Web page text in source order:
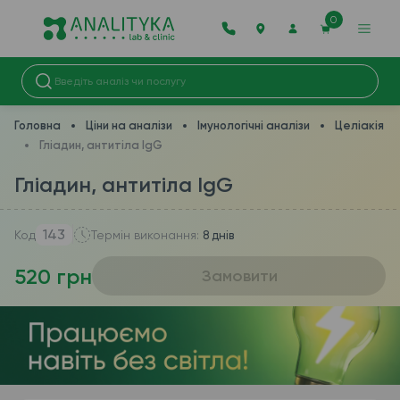
0
Головна Ціни на аналізи Імунологічні аналізи
Целіакія
Гліадин, антитіла IgG
Гліадин, антитіла IgG
Код 143 Термін виконання: 8 днів
520 грн Замовити